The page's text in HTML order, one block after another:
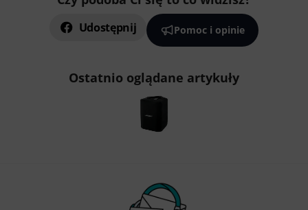
Udostępnij Pomoc i opinie
Ostatnio oglądane artykuły